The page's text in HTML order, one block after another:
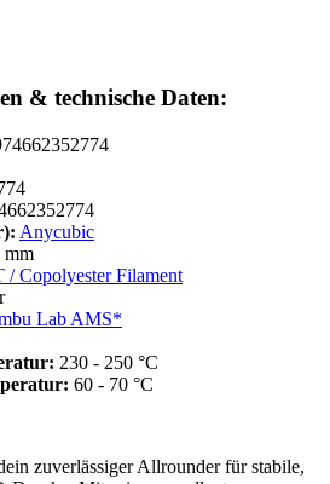
& technische Daten:
Anycubic
mm
/ Copolyester Filament
Lab AMS*
230 - 250 °C
60 - 70 °C
zuverlässiger Allrounder für stabile,